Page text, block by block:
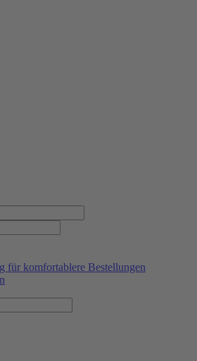
für komfortablere Bestellungen